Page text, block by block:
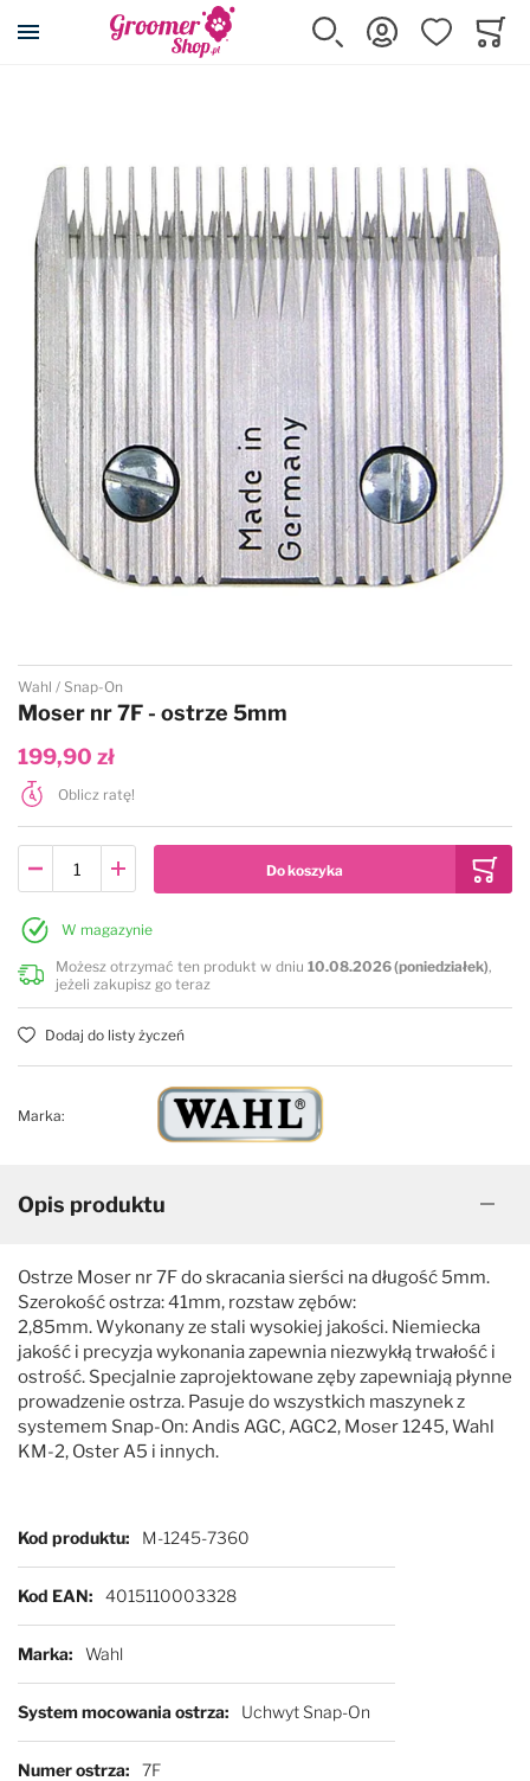
Przejdź na stronę główną
Szukaj Zaloguj sięUlubione
Przejdź na początek galerii
Wahl Snap-On
Moser nr 7F - ostrze 5mm
199,90 zł
Oblicz ratę!
W magazynie
Możesz otrzymać ten produkt w dniu10.08.2026 (poniedziałek),
jeżeli zakupisz go teraz
Dodaj do listy życzeń
Marka:
Opis produktu
Ostrze Moser nr 7F do skracania sierści na długość 5mm.
Szerokość ostrza: 41mm, rozstaw zębów:
2,85mm. Wykonany ze stali wysokiej jakości. Niemiecka
jakość i precyzja wykonania zapewnia niezwykłą trwałość i
ostrość. Specjalnie zaprojektowane zęby zapewniają płynne
prowadzenie ostrza. Pasuje do wszystkich maszynek z
systemem Snap-On: Andis AGC, AGC2, Moser 1245, Wahl
KM-2, Oster A5 i innych.
Więcej informacji
Kod produktu M-1245-7360
Kod EAN 4015110003328
Marka Wahl
System mocowania ostrza Uchwyt Snap-On
Numer ostrza 7F